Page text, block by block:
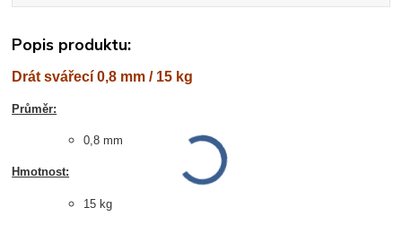
Popis produktu:
Drát svářecí 0,8 mm / 15 kg
Průměr:
0,8 mm
Hmotnost:
15 kg